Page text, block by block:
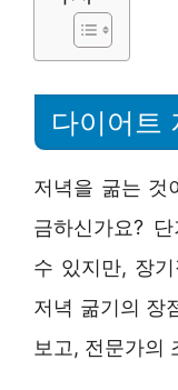
다이어트
저녁을 굶는 것
금하신가요?
수 있지만, 장
저녁 굶기의 장
보고, 전문가의